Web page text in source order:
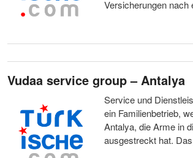
Versicherungen nach
Vudaa service group – Antalya
Service und
ein Familienbetrieb,
Antalya, die Arme in
ausgestreckt hat.